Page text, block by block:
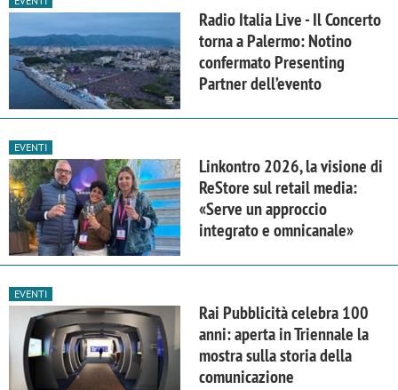
Radio Italia Live - Il Concerto
torna a Palermo: Notino
confermato Presenting
Partner dell’evento
EVENTI
Linkontro 2026, la visione di
ReStore sul retail media:
«Serve un approccio
integrato e omnicanale»
EVENTI
Rai Pubblicità celebra 100
anni: aperta in Triennale la
mostra sulla storia della
comunicazione